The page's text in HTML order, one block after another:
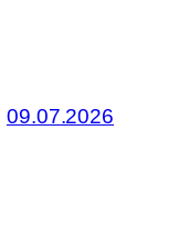
09.07.2026